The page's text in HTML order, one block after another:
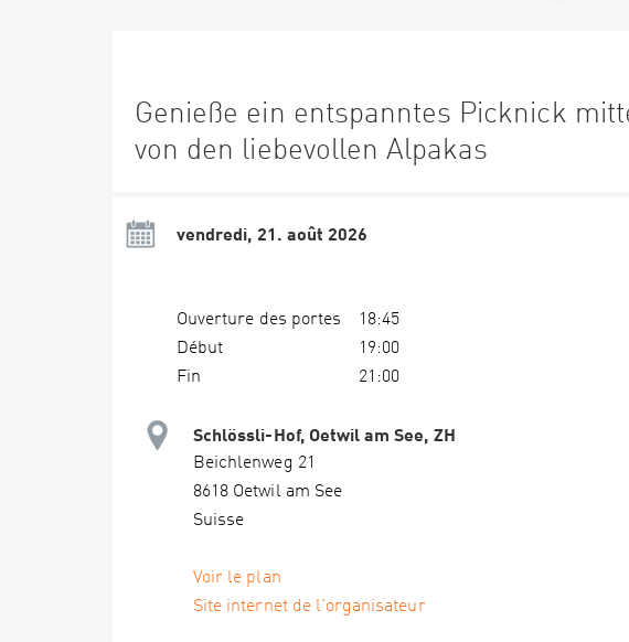
Genieße ein entspanntes Picknick
von den liebevollen Alpakas
vendredi, 21. août 2026
Ouverture des portes
18:45
Début
19:00
Fin
21:00
Schlössli-Hof, Oetwil am See, ZH
Beichlenweg 21
8618 Oetwil am See
Suisse
Voir le plan
Site internet de l'organisateur